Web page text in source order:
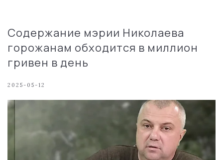
Содержание мэрии Николаева
горожанам обходится в миллион
гривен в день
2025-05-12